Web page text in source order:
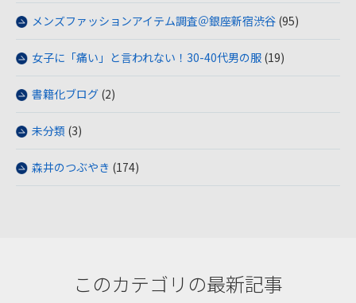
メンズファッションアイテム調査＠銀座新宿渋谷 (95)
女子に「痛い」と言われない！30-40代男の服 (19)
書籍化ブログ (2)
未分類 (3)
森井のつぶやき (174)
このカテゴリの最新記事